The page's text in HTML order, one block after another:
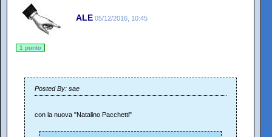
ALE 05/12/2016, 10:45
1 punto
Posted By: sae
con la nuova "Natalino Pacchetti"